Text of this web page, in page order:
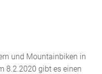
und Mountainbiken in
8.2.2020 gibt es einen